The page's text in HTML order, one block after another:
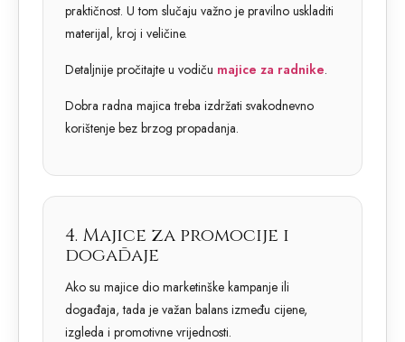
praktičnost. U tom slučaju važno je pravilno uskladiti
materijal, kroj i veličine.
Detaljnije pročitajte u vodiču majice za radnike.
Dobra radna majica treba izdržati svakodnevno
korištenje bez brzog propadanja.
4. Majice za promocije i
događaje
Ako su majice dio marketinške kampanje ili
događaja, tada je važan balans između cijene,
izgleda i promotivne vrijednosti.